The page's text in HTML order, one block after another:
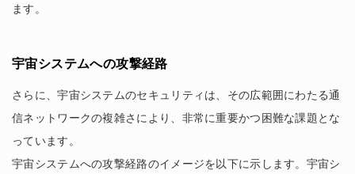
ます。
宇宙システムへの攻撃経路
さらに、宇宙システムのセキュリティは、その広範囲にわたる通
信ネットワークの複雑さにより、非常に重要かつ困難な課題とな
っています。
宇宙システムへの攻撃経路のイメージを以下に示します。宇宙シ